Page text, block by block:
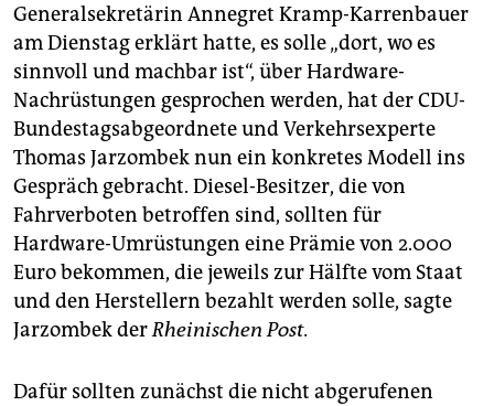
epaper login
Generalsekretärin Annegret Kramp-Karrenbauer
am Dienstag erklärt hatte, es solle „dort, wo es
sinnvoll und machbar ist“, über Hardware-
Nachrüstungen gesprochen werden, hat der CDU-
Bundestagsabgeordnete und Verkehrsexperte
Thomas Jarzombek nun ein konkretes Modell ins
Gespräch gebracht. Diesel-Besitzer, die von
Fahrverboten betroffen sind, sollten für
Hardware-Umrüstungen eine Prämie von 2.000
Euro bekommen, die jeweils zur Hälfte vom Staat
und den Herstellern bezahlt werden solle, sagte
Jarzombek derRheinischen Post.
Dafür sollten zunächst die nicht abgerufenen